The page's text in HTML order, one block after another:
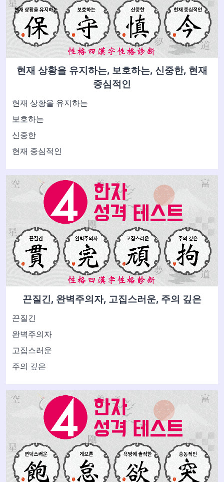
현재 상황을 유지하는, 보호하는, 신중한, 현재
중심적인
현재 상황을 유지하는
보호하는
신중한
현재 중심적인
끈질긴, 완벽주의자, 고집스러운, 주의 깊은
끈질긴
완벽주의자
고집스러운
주의 깊은